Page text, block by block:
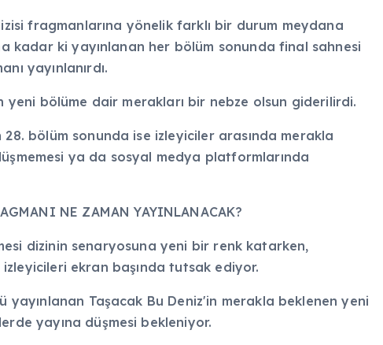
fragmanlarına yönelik farklı bir durum meydana
kadar ki yayınlanan her bölüm sonunda final sahnesi
yayınlanırdı.
yeni bölüme dair merakları bir nebze olsun giderilirdi.
28. bölüm sonunda ise izleyiciler arasında merakla
ya da sosyal medya platformlarında
NE ZAMAN YAYINLANACAK?
dizinin senaryosuna yeni bir renk katarken,
ekran başında tutsak ediyor.
yayınlanan Taşacak Bu Deniz'in merakla beklenen yeni
yayına düşmesi bekleniyor.